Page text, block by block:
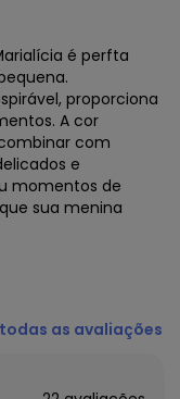
é perfta
proporciona
A cor
com
e
momentos de
sua menina
as avaliações